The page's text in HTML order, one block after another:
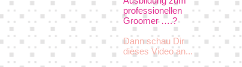
professionellen
Groomer ….?
Dann schau Dir
dieses Video an...